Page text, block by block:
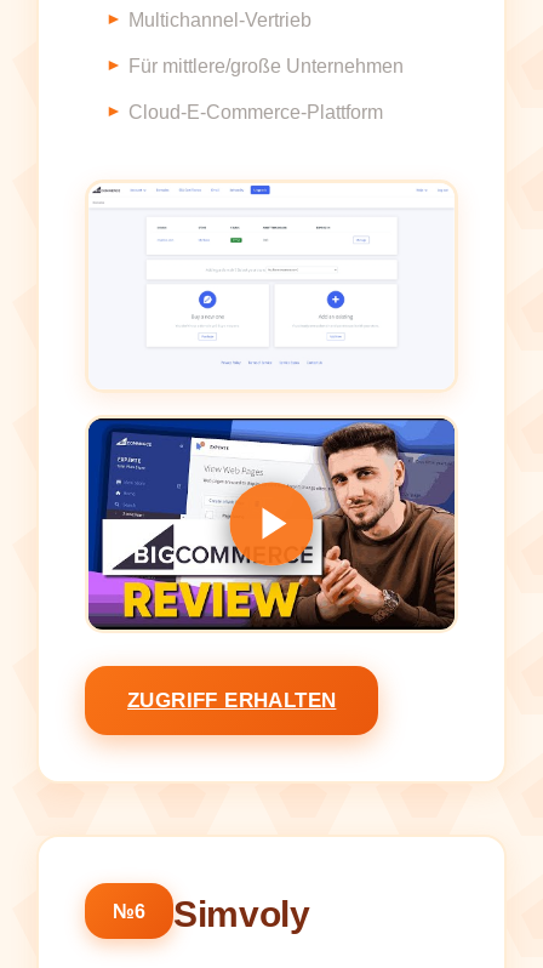
Multichannel-Vertrieb
Für mittlere/große Unternehmen
Cloud-E-Commerce-Plattform
ZUGRIFF ERHALTEN
№6 Simvoly